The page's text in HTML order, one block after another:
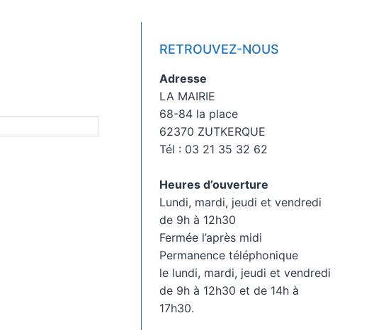
RETROUVEZ-NOUS
Adresse
LA MAIRIE
68-84 la place
62370 ZUTKERQUE
Tél : 03 21 35 32 62
Heures d’ouverture
Lundi, mardi, jeudi et vendredi
de 9h à 12h30
Fermée l’après midi
Permanence téléphonique
le lundi, mardi, jeudi et vendredi
de 9h à 12h30 et de 14h à
17h30.